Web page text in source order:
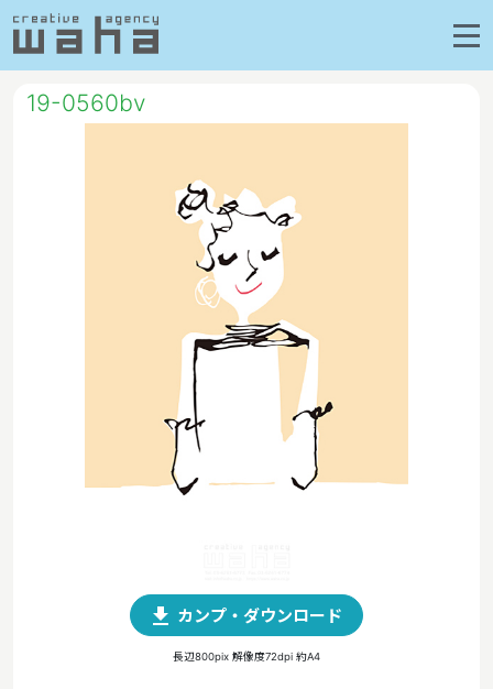
19-0560bv
file_download カンプ・ダウンロード
長辺800pix 解像度72dpi 約A4